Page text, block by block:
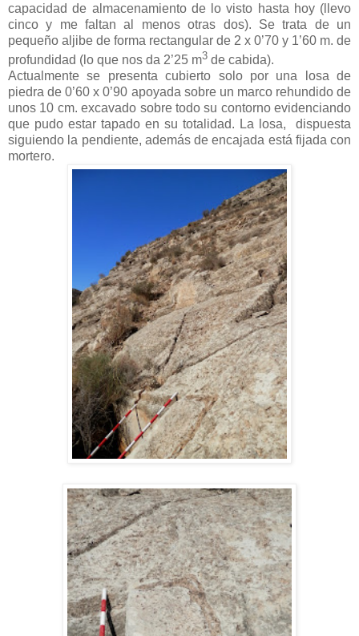
capacidad de almacenamiento de lo visto hasta hoy (llevo
cinco y me faltan al menos otras dos). Se trata de un
pequeño aljibe de forma rectangular de 2 x 0’70 y 1’60 m. de
profundidad (lo que nos da 2’25 m3 de cabida).
Actualmente se presenta cubierto solo por una losa de
piedra de 0’60 x 0’90 apoyada sobre un marco rehundido de
unos 10 cm. excavado sobre todo su contorno evidenciando
que pudo estar tapado en su totalidad. La losa, dispuesta
siguiendo la pendiente, además de encajada está fijada con
mortero.